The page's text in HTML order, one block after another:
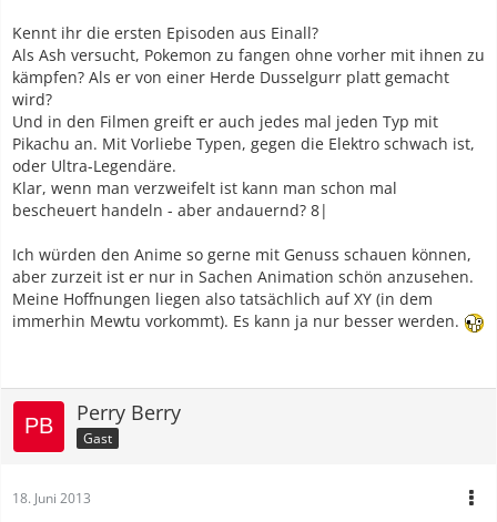
Kennt ihr die ersten Episoden aus Einall?
Als Ash versucht, Pokemon zu fangen ohne vorher mit ihnen zu
kämpfen? Als er von einer Herde Dusselgurr platt gemacht
wird?
Und in den Filmen greift er auch jedes mal jeden Typ mit
Pikachu an. Mit Vorliebe Typen, gegen die Elektro schwach ist,
oder Ultra-Legendäre.
Klar, wenn man verzweifelt ist kann man schon mal
bescheuert handeln - aber andauernd? 8|
Ich würden den Anime so gerne mit Genuss schauen können,
aber zurzeit ist er nur in Sachen Animation schön anzusehen.
Meine Hoffnungen liegen also tatsächlich auf XY (in dem
immerhin Mewtu vorkommt). Es kann ja nur besser werden.
Perry Berry
Gast
18. Juni 2013